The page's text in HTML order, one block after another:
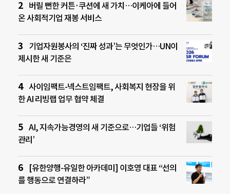
버릴 뻔한 커튼·쿠션에 새 가치…이케아에 들어
온 사회적기업 재봉 서비스
기업자원봉사의 ‘진짜 성과’는 무엇인가…UN이
제시한 새 기준은
사이임팩트-넥스트임팩트, 사회복지 현장을 위
한 AI 리빙랩 업무 협약 체결
AI, 지속가능경영의 새 기준으로…기업들 ‘위험
관리’
[유한양행-유일한 아카데미] 이호영 대표 “선의
를 행동으로 연결하라”